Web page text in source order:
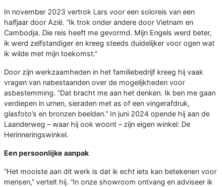
In november 2023 vertrok Lars voor een soloreis van een
halfjaar door Azië. “Ik trok onder andere door Vietnam en
Cambodja. Die reis heeft me gevormd. Mijn Engels werd beter,
ik werd zelfstandiger en kreeg steeds duidelijker voor ogen wat
ik wilde met mijn toekomst.”
Door zijn werkzaamheden in het familiebedrijf kreeg hij vaak
vragen van nabestaanden over de mogelijkheden voor
asbestemming. “Dat bracht me aan het denken. Ik ben me gaan
verdiepen in urnen, sieraden met as of een vingerafdruk,
glasfoto’s en bronzen beelden.” In juni 2024 opende hij aan de
Laanderweg – waar hij ook woont – zijn eigen winkel: De
Herinneringswinkel.
Een persoonlijke aanpak
“Het mooiste aan dit werk is dat ik echt iets kan betekenen voor
mensen,” vertelt hij. “In onze showroom ontvang en adviseer ik